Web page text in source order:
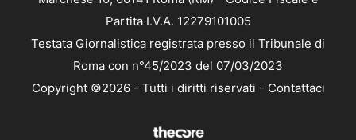
Partita I.V.A. 12279101005
Testata Giornalistica registrata presso il Tribunale di
Roma con n°45/2023 del 07/03/2023
Copyright ©2026 - Tutti i diritti riservati - Contattaci